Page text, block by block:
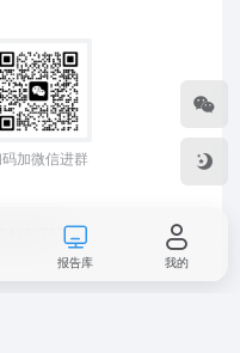
加微信进群
报告库 我的